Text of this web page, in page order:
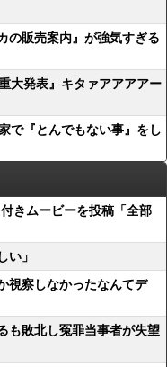
の販売案内』が強気すぎる
大発表』キタァアアアアー
で『とんでもない事』をし
きムービーを投稿「全部
い」
視察しなかったなんてデ
も敗北し冤罪当事者が失望